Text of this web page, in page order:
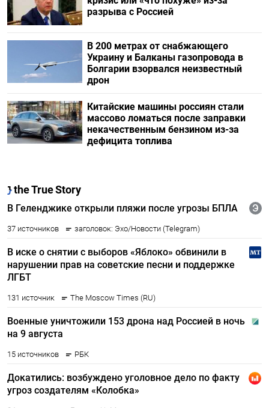
разрыва с Россией
В 200 метрах от снабжающего
Украину и Балканы газопровода в
Болгарии взорвался неизвестный
дрон
Китайские машины россиян стали
массово ломаться после заправки
некачественным бензином из-за
дефицита топлива